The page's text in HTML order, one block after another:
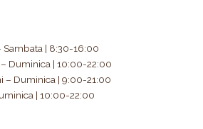
Sambata | 8:30-16:00
Duminica | 10:00-22:00
– Duminica | 9:00-21:00
| 10:00-22:00